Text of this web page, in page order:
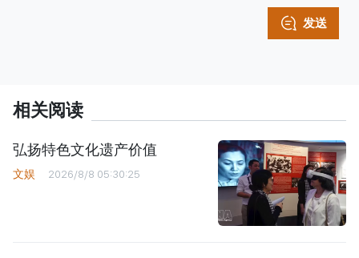
发送
相关阅读
弘扬特色文化遗产价值
文娱 2026/8/8 05:30:25